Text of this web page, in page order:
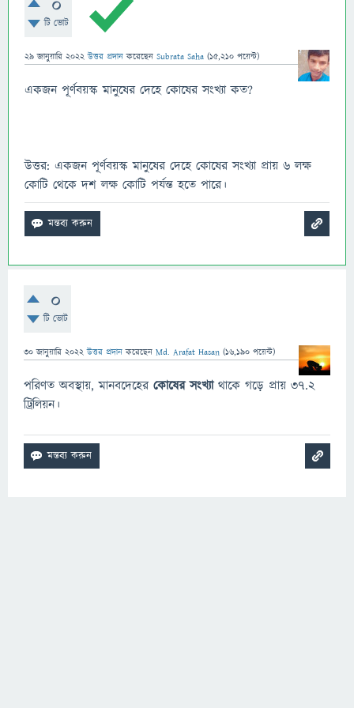
0
টি ভোট
29 জানুয়ারি 2022 উত্তর প্রদান করেছেন Subrata Saha (15,210 পয়েন্ট)
একজন পূর্ণবয়স্ক মানুষের দেহে কোষের সংখ্যা কত?
উত্তর: একজন পূর্ণবয়স্ক মানুষের দেহে কোষের সংখ্যা প্রায় 6 লক্ষ
কোটি থেকে দশ লক্ষ কোটি পর্যন্ত হতে পারে।
0
টি ভোট
30 জানুয়ারি 2022 উত্তর প্রদান করেছেন Md. Arafat Hasan (16,190 পয়েন্ট)
পরিণত অবস্থায়, মানবদেহের কোষের সংখ্যাথাকে গড়ে প্রায় ৩৭.২
ট্রিলিয়ন।